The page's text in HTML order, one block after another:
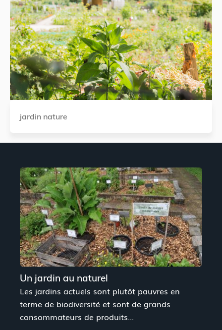
jardin nature
Un jardin au naturel
Les jardins actuels sont plutôt pauvres en
terme de biodiversité et sont de grands
consommateurs de produits...